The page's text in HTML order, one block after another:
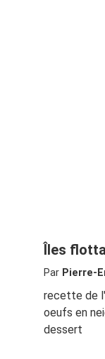
Îles
Par Pierre-
recette de
oeufs en
dessert